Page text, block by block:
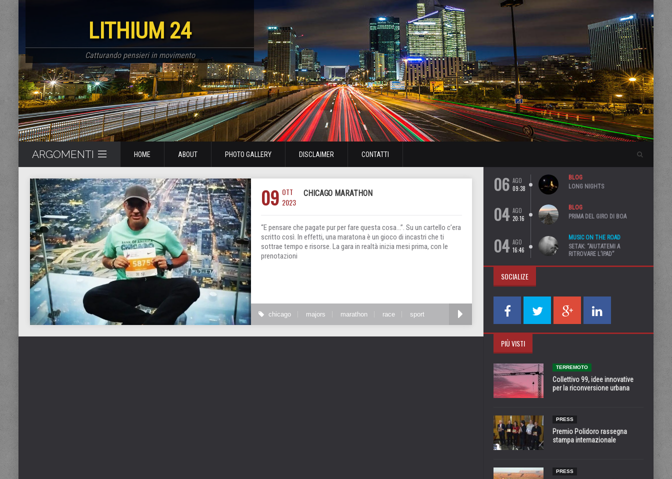
LITHIUM 24
Catturando pensieri in movimento
ARGOMENTI HOME ABOUT PHOTO GALLERY DISCLAIMER CONTATTI
09 OTT
2023
CHICAGO MARATHON
“E pensare che pagate pur per fare questa cosa…”. Su un cartello c’era
scritto così. In effetti, una maratona è un gioco di incastri che ti
sottrae tempo e risorse. La gara in realtà inizia mesi prima, con le
prenotazioni
chicago majors marathon race sport
06 AGO
09:38
BLOG
LONG NIGHTS
04 AGO
20:16
BLOG
PRIMA DEL GIRO DI BOA
04 AGO
16:46
MUSIC ON THE ROAD
SETAK: “AIUTATEMI A
RITROVARE L’IPAD”
SOCIALIZE
PIÙ VISTI
TERREMOTO
Collettivo 99, idee innovative
per la riconversione urbana
PRESS
Premio Polidoro rassegna
stampa internazionale
PRESS